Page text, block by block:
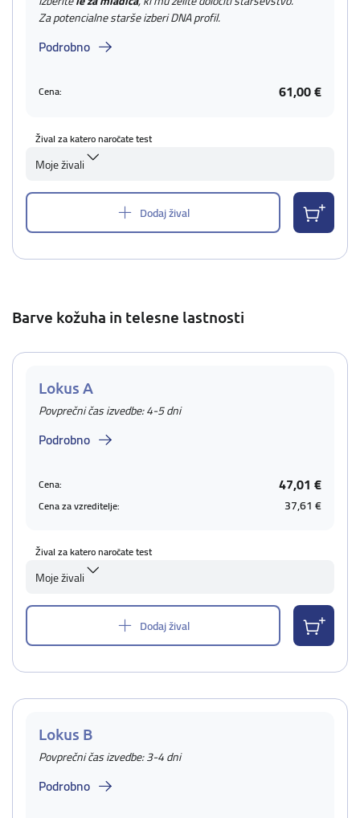
Za potencialne starše izberi DNA profil.
Podrobno
Cena: 61,00 €
Žival za katero naročate test
Moje živali
Dodaj žival
Barve kožuha in telesne lastnosti
Lokus A
Povprečni čas izvedbe: 4-5 dni
Podrobno
Cena: 47,01 €
Cena za vzreditelje: 37,61 €
Žival za katero naročate test
Moje živali
Dodaj žival
Lokus B
Povprečni čas izvedbe: 3-4 dni
Podrobno